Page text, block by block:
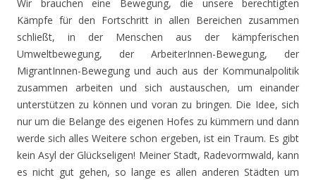
Wir brauchen eine Bewegung, die unsere berechtigten
Kämpfe für den Fortschritt in allen Bereichen zusammen
schließt, in der Menschen aus der kämpferischen
Umweltbewegung, der ArbeiterInnen-Bewegung, der
MigrantInnen-Bewegung und auch aus der Kommunalpolitik
zusammen arbeiten und sich austauschen, um einander
unterstützen zu können und voran zu bringen. Die Idee, sich
nur um die Belange des eigenen Hofes zu kümmern und dann
werde sich alles Weitere schon ergeben, ist ein Traum. Es gibt
kein Asyl der Glückseligen! Meiner Stadt, Radevormwald, kann
es nicht gut gehen, so lange es allen anderen Städten um